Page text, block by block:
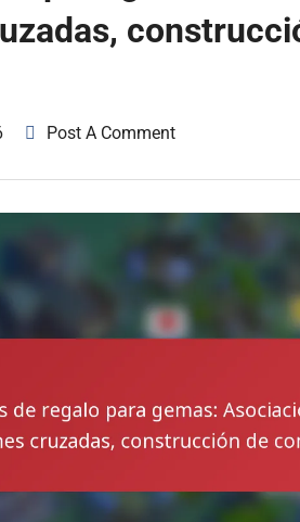
Post A Comment